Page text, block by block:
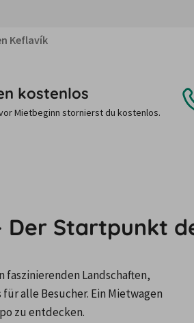
Keflavík
kostenlos
Mietbeginn stornierst du kostenlos.
Startpunkt
faszinierenden Landschaften,
alle Besucher. Ein Mietwagen
zu entdecken.